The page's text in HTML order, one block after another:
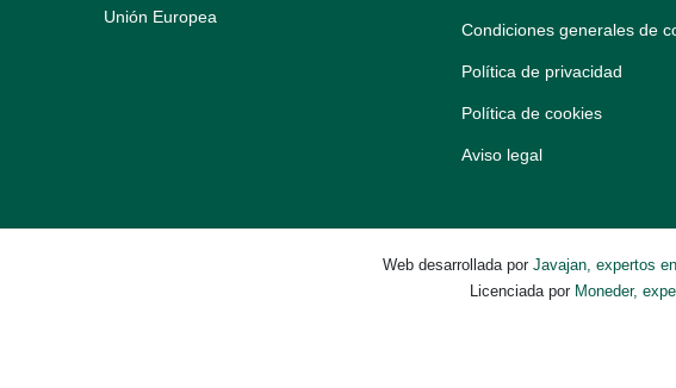
Condiciones generales de
Política de privacidad
Política de cookies
Aviso legal
Web desarrollada por Javajan, expertos
Licenciada por Moneder,